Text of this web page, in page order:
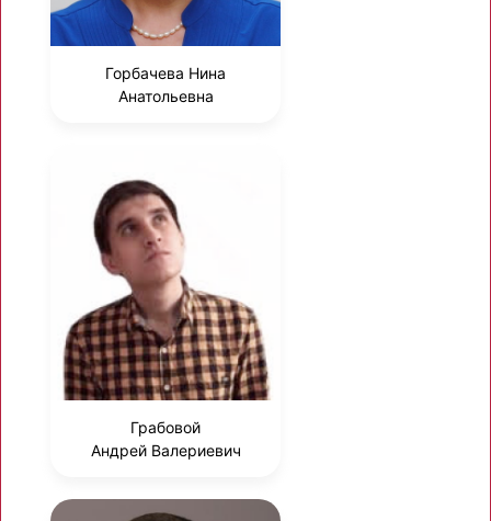
Горбачева Нина
Анатольевна
Грабовой
Андрей Валериевич